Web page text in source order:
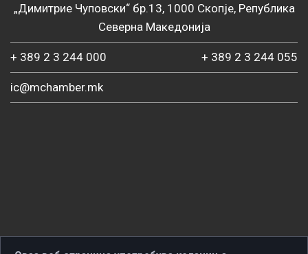
„Димитрие Чуповски“ бр.13, 1000 Скопје, Република
Северна Македонија
+ 389 2 3 244 000 + 389 2 3 244 055
ic@mchamber.mk